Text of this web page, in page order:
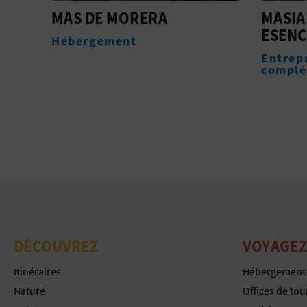
MASIA DE LA MEZQUITA-
ESENCIA ORIGINAL
DÉCOUVREZ
Itinéraires
Nature
VOYAGEZ
Hébergement
Offices de